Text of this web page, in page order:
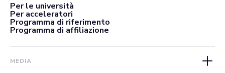
Per le università
Per acceleratori
Programma di riferimento
Programma di affiliazione
MEDIA